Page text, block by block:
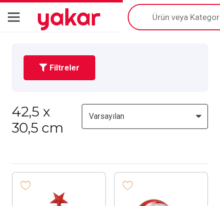
yakar
Products
search
Filtreler
42,5 x
30,5 cm